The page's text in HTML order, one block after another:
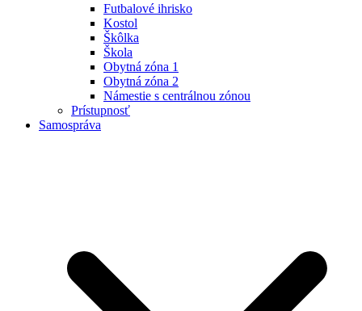
Futbalové ihrisko
Kostol
Škôlka
Škola
Obytná zóna 1
Obytná zóna 2
Námestie s centrálnou zónou
Prístupnosť
Samospráva